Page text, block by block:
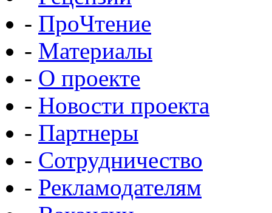
- ПроЧтение
- Материалы
- О проекте
- Новости проекта
- Партнеры
- Сотрудничество
- Рекламодателям